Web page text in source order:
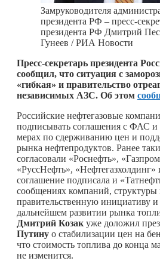
Замруководителя
президента РФ – пресс-
президента РФ Дмитрий
Гунеев / РИА Новости
Пресс-секретарь президента
сообщил, что ситуация с
«гибкая» и правительство
независимых АЗС. Об этом
Российские нефтегазовые
подписывать соглашения с ФАС и
мерах по сдерживанию цен и
рынка нефтепродуктов. Ранее
согласовали «Роснефть»,
«РуссНефть»,
соглашение подписала и
сообщениях компаний,
правительственную инициативу и
дальнейшем развитии рынка
Дмитрий Козак уже доложил
Путину о стабилизации цен на
что стоимость топлива до конца
не изменится.